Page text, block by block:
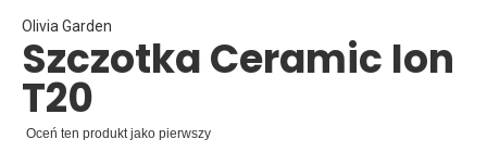
beginning
of
the
images
gallery
Olivia Garden
Szczotka Ceramic Ion
T20
Oceń ten produkt jako pierwszy